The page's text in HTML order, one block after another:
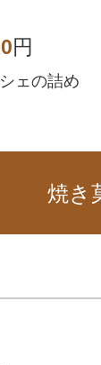
円
ェの詰め
焼き